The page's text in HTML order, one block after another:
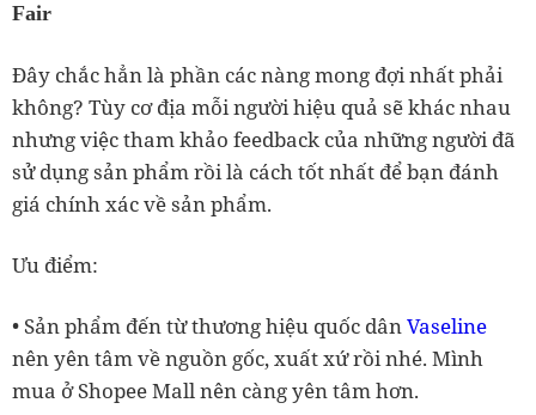
Fair
Đây chắc hẳn là phần các nàng mong đợi nhất phải
không? Tùy cơ địa mỗi người hiệu quả sẽ khác nhau
nhưng việc tham khảo feedback của những người đã
sử dụng sản phẩm rồi là cách tốt nhất để bạn đánh
giá chính xác về sản phẩm.
Ưu điểm:
• Sản phẩm đến từ thương hiệu quốc dânVaseline
nên yên tâm về nguồn gốc, xuất xứ rồi nhé. Mình
mua ở Shopee Mall nên càng yên tâm hơn.